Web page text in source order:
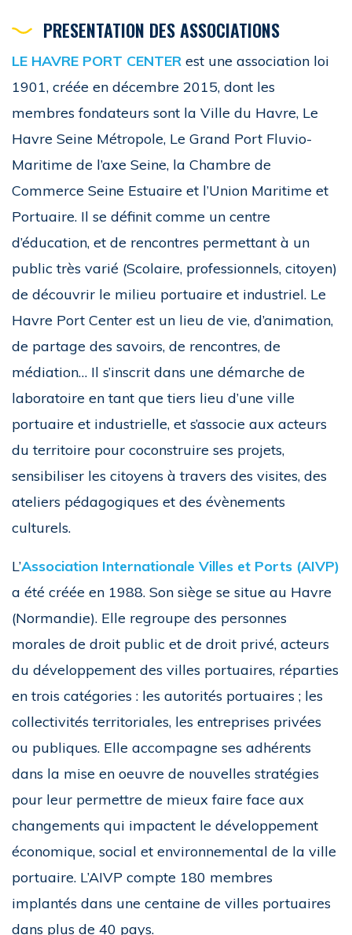
PRESENTATION DES ASSOCIATIONS
LE HAVRE PORT CENTER est une association loi
1901, créée en décembre 2015, dont les
membres fondateurs sont la Ville du Havre, Le
Havre Seine Métropole, Le Grand Port Fluvio-
Maritime de l’axe Seine, la Chambre de
Commerce Seine Estuaire et l’Union Maritime et
Portuaire. Il se définit comme un centre
d’éducation, et de rencontres permettant à un
public très varié (Scolaire, professionnels, citoyen)
de découvrir le milieu portuaire et industriel. Le
Havre Port Center est un lieu de vie, d’animation,
de partage des savoirs, de rencontres, de
médiation… Il s’inscrit dans une démarche de
laboratoire en tant que tiers lieu d’une ville
portuaire et industrielle, et s’associe aux acteurs
du territoire pour coconstruire ses projets,
sensibiliser les citoyens à travers des visites, des
ateliers pédagogiques et des évènements
culturels.
L’Association Internationale Villes et Ports (AIVP)
a été créée en 1988. Son siège se situe au Havre
(Normandie). Elle regroupe des personnes
morales de droit public et de droit privé, acteurs
du développement des villes portuaires, réparties
en trois catégories : les autorités portuaires ; les
collectivités territoriales, les entreprises privées
ou publiques. Elle accompagne ses adhérents
dans la mise en oeuvre de nouvelles stratégies
pour leur permettre de mieux faire face aux
changements qui impactent le développement
économique, social et environnemental de la ville
portuaire. L’AIVP compte 180 membres
implantés dans une centaine de villes portuaires
dans plus de 40 pays.